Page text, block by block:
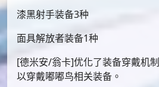
漆黑射手装备3种
面具解放者装备1种
[德米安/翁卡]优化了装备穿戴机
以穿戴嘟嘟鸟相关装备。